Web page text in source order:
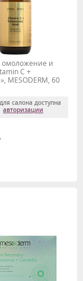
омоложение и
C +
MESODERM, 60
салона доступна
авторизации